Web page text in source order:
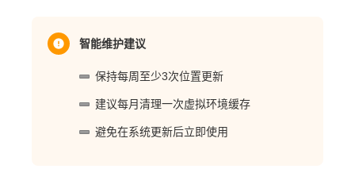
智能维护建议
保持每周至少3次位置更新
建议每月清理一次虚拟环境缓存
避免在系统更新后立即使用